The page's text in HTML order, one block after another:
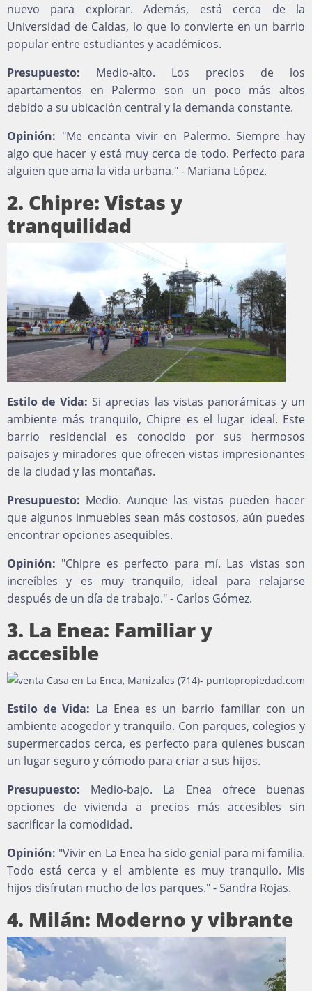
nuevo para explorar. Además, está cerca de la
Universidad de Caldas, lo que lo convierte en un barrio
popular entre estudiantes y académicos.
Presupuesto: Medio-alto. Los precios de los
apartamentos en Palermo son un poco más altos
debido a su ubicación central y la demanda constante.
Opinión: "Me encanta vivir en Palermo. Siempre hay
algo que hacer y está muy cerca de todo. Perfecto para
alguien que ama la vida urbana." - Mariana López.
2. Chipre: Vistas y
tranquilidad
Estilo de Vida: Si aprecias las vistas panorámicas y un
ambiente más tranquilo, Chipre es el lugar ideal. Este
barrio residencial es conocido por sus hermosos
paisajes y miradores que ofrecen vistas impresionantes
de la ciudad y las montañas.
Presupuesto: Medio. Aunque las vistas pueden hacer
que algunos inmuebles sean más costosos, aún puedes
encontrar opciones asequibles.
Opinión: "Chipre es perfecto para mí. Las vistas son
increíbles y es muy tranquilo, ideal para relajarse
después de un día de trabajo." - Carlos Gómez.
3. La Enea: Familiar y
accesible
Estilo de Vida: La Enea es un barrio familiar con un
ambiente acogedor y tranquilo. Con parques, colegios y
supermercados cerca, es perfecto para quienes buscan
un lugar seguro y cómodo para criar a sus hijos.
Presupuesto: Medio-bajo. La Enea ofrece buenas
opciones de vivienda a precios más accesibles sin
sacrificar la comodidad.
Opinión: "Vivir en La Enea ha sido genial para mi familia.
Todo está cerca y el ambiente es muy tranquilo. Mis
hijos disfrutan mucho de los parques." - Sandra Rojas.
4. Milán: Moderno y vibrante